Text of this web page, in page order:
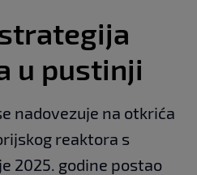
u pustinji
nadovezuje na otkrića
reaktora s
2025. godine postao